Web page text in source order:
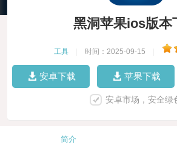
黑洞苹果ios版本
工具 时间：2025-09-15
安卓下载 苹果下载
安卓市场，安全绿
简介